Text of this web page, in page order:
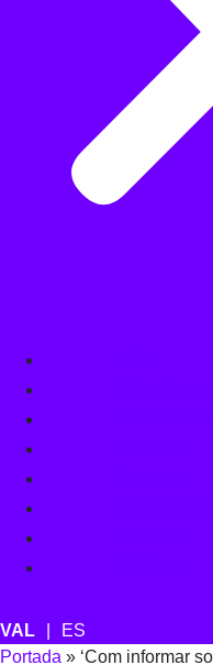
ES
Portada » ‘Com informar